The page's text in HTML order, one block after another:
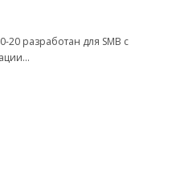
20 разработан для SMB с